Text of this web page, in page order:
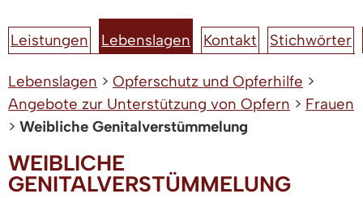
Leistungen Lebenslagen Kontakt Stichwörter
Lebenslagen > Opferschutz und Opferhilfe >
Angebote zur Unterstützung von Opfern > Frauen
> Weibliche Genitalverstümmelung
WEIBLICHE
GENITALVERSTÜMMELUNG